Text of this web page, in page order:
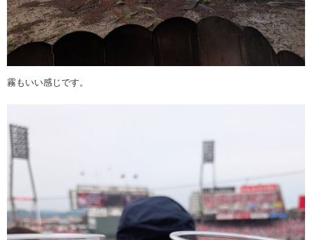
霧もいい感じです。